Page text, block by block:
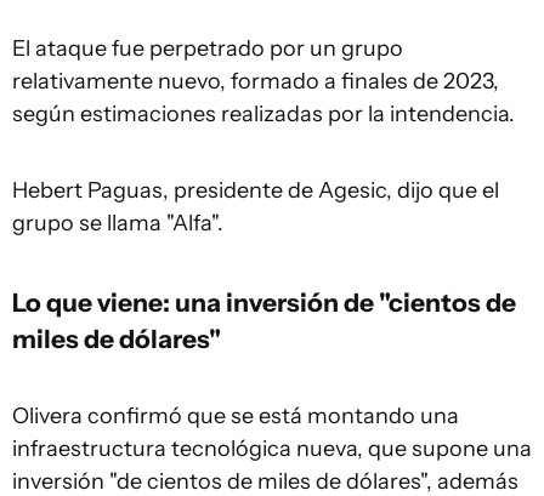
El ataque fue perpetrado por un grupo
relativamente nuevo, formado a finales de 2023,
según estimaciones realizadas por la intendencia.
Hebert Paguas, presidente de Agesic, dijo que el
grupo se llama "Alfa".
Lo que viene: una inversión de "cientos de
miles de dólares"
Olivera confirmó que se está montando una
infraestructura tecnológica nueva, que supone una
inversión "de cientos de miles de dólares", además